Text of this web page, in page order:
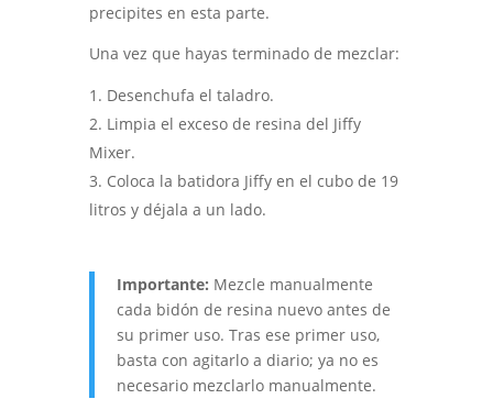
precipites en esta parte.
Una vez que hayas terminado de mezclar:
Desenchufa el taladro.
Limpia el exceso de resina del Jiffy
Mixer.
Coloca la batidora Jiffy en el cubo de 19
litros y déjala a un lado.
Importante: Mezcle manualmente
cada bidón de resina nuevo antes de
su primer uso. Tras ese primer uso,
basta con agitarlo a diario; ya no es
necesario mezclarlo manualmente.